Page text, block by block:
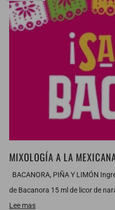
MIXOLOGÍA A LA
BACANORA, PIÑA Y LIMÓN
de Bacanora 15 ml de licor de
Lee mas